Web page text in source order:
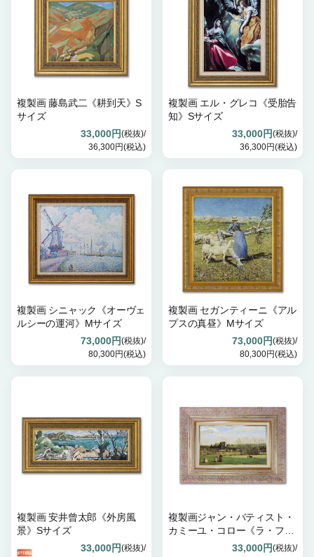
複製画 藤島武二《耕到天》S
サイズ
33,000円(税抜)/
36,300円(税込)
複製画 エル・グレコ《受胎告
知》Sサイズ
33,000円(税抜)/
36,300円(税込)
複製画 シニャック《オーヴェ
ルシーの運河》Mサイズ
73,000円(税抜)/
80,300円(税込)
複製画 セガンティーニ《アル
プスの真昼》Mサイズ
73,000円(税抜)/
80,300円(税込)
複製画 安井曾太郎《外房風
景》Sサイズ
33,000円(税抜)/
複製画ジャン・バティスト・
カミーユ・コロー《ラ・フエ
ルテ=ミロンの風景》Sサイズ
33,000円(税抜)/